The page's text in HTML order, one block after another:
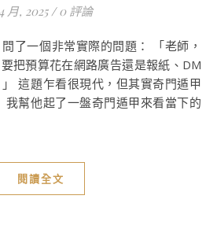
月, 2025 / 0 評論
把預算花在網路廣告還是報紙、DM
這題乍看很現代，但其實奇門遁甲
我幫他起了一盤奇門遁甲來看當下的
閱讀全文